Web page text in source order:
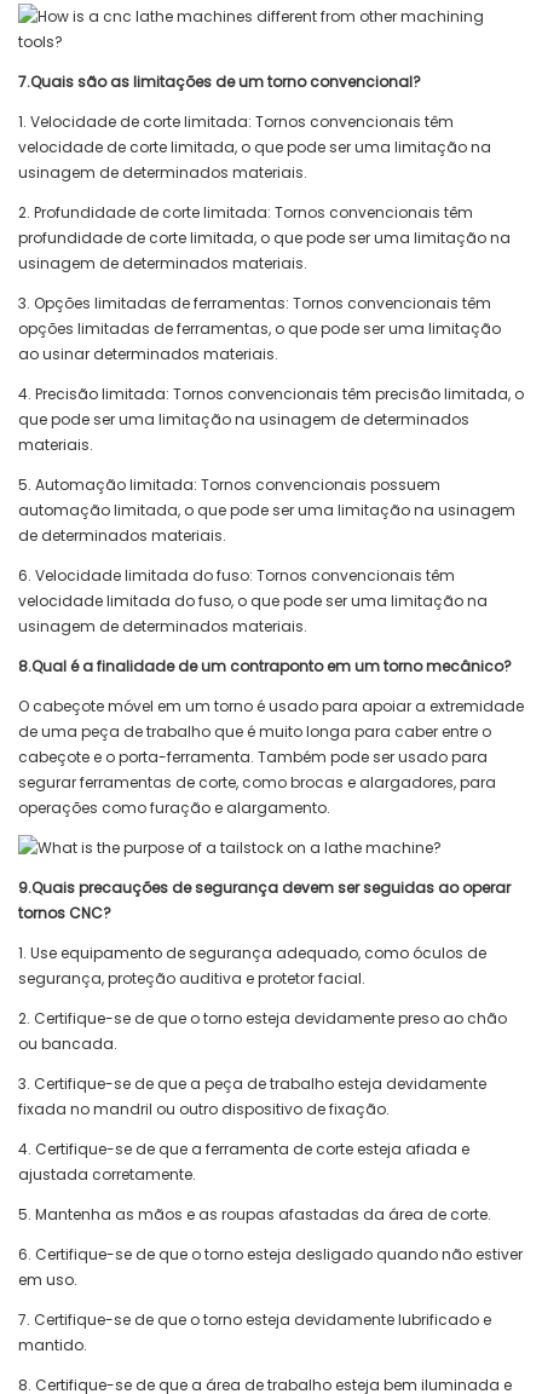
7.Quais são as limitações de um torno convencional?
1. Velocidade de corte limitada: Tornos convencionais têm
velocidade de corte limitada, o que pode ser uma limitação na
usinagem de determinados materiais.
2. Profundidade de corte limitada: Tornos convencionais têm
profundidade de corte limitada, o que pode ser uma limitação na
usinagem de determinados materiais.
3. Opções limitadas de ferramentas: Tornos convencionais têm
opções limitadas de ferramentas, o que pode ser uma limitação
ao usinar determinados materiais.
4. Precisão limitada: Tornos convencionais têm precisão limitada, o
que pode ser uma limitação na usinagem de determinados
materiais.
5. Automação limitada: Tornos convencionais possuem
automação limitada, o que pode ser uma limitação na usinagem
de determinados materiais.
6. Velocidade limitada do fuso: Tornos convencionais têm
velocidade limitada do fuso, o que pode ser uma limitação na
usinagem de determinados materiais.
8.Qual é a finalidade de um contraponto em um torno mecânico?
O cabeçote móvel em um torno é usado para apoiar a extremidade
de uma peça de trabalho que é muito longa para caber entre o
cabeçote e o porta-ferramenta. Também pode ser usado para
segurar ferramentas de corte, como brocas e alargadores, para
operações como furação e alargamento.
9.Quais precauções de segurança devem ser seguidas ao operar
tornos CNC?
1. Use equipamento de segurança adequado, como óculos de
segurança, proteção auditiva e protetor facial.
2. Certifique-se de que o torno esteja devidamente preso ao chão
ou bancada.
3. Certifique-se de que a peça de trabalho esteja devidamente
fixada no mandril ou outro dispositivo de fixação.
4. Certifique-se de que a ferramenta de corte esteja afiada e
ajustada corretamente.
5. Mantenha as mãos e as roupas afastadas da área de corte.
6. Certifique-se de que o torno esteja desligado quando não estiver
em uso.
7. Certifique-se de que o torno esteja devidamente lubrificado e
mantido.
8. Certifique-se de que a área de trabalho esteja bem iluminada e